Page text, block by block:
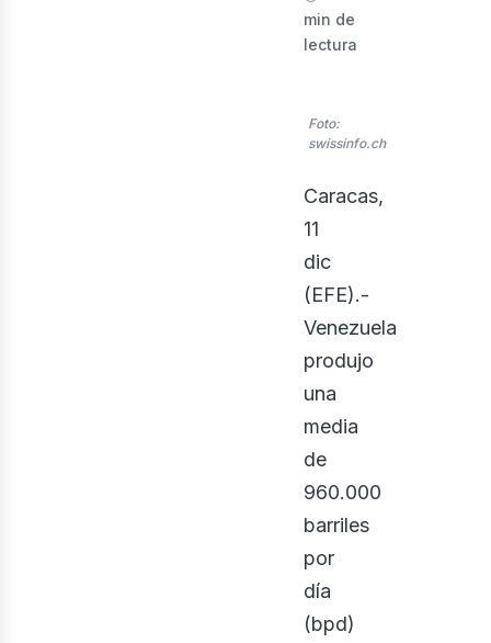
min de
lectura
Foto:
swissinfo.ch
Caracas,
11
dic
(EFE).-
Venezuela
produjo
una
media
de
960.000
barriles
por
día
(bpd)